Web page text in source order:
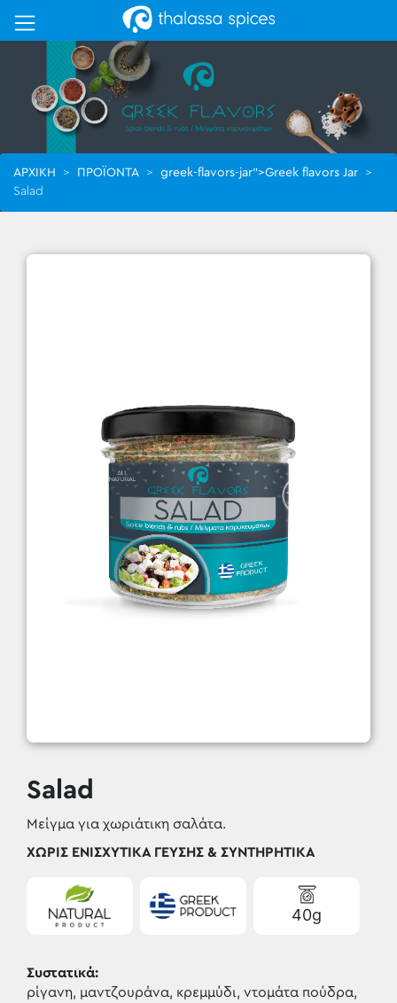
ΑΡΧΙΚΗ > ΠΡΟΪΟΝΤΑ > greek-flavors-jar">Greek flavors Jar
>
Salad
Salad
Μείγμα για χωριάτικη σαλάτα.
ΧΩΡΊΣ ΕΝΙΣΧΥΤΙΚΆ ΓΕΎΣΗΣ & ΣΥΝΤΗΡΗΤΙΚΆ
40g
Συστατικά:
ρίγανη, μαντζουράνα, κρεμμύδι, ντομάτα πούδρα,